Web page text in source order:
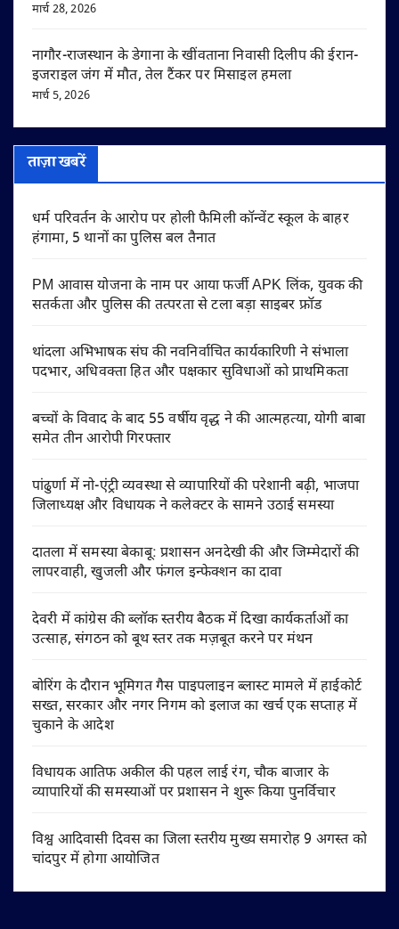
मार्च 28, 2026
नागौर-राजस्थान के डेगाना के खींवताना निवासी दिलीप की ईरान-
इजराइल जंग में मौत, तेल टैंकर पर मिसाइल हमला
मार्च 5, 2026
ताज़ा खबरें
धर्म परिवर्तन के आरोप पर होली फैमिली कॉन्वेंट स्कूल के बाहर
हंगामा, 5 थानों का पुलिस बल तैनात
PM आवास योजना के नाम पर आया फर्जी APK लिंक, युवक की
सतर्कता और पुलिस की तत्परता से टला बड़ा साइबर फ्रॉड
थांदला अभिभाषक संघ की नवनिर्वाचित कार्यकारिणी ने संभाला
पदभार, अधिवक्ता हित और पक्षकार सुविधाओं को प्राथमिकता
बच्चों के विवाद के बाद 55 वर्षीय वृद्ध ने की आत्महत्या, योगी बाबा
समेत तीन आरोपी गिरफ्तार
पांढुर्णा में नो-एंट्री व्यवस्था से व्यापारियों की परेशानी बढ़ी, भाजपा
जिलाध्यक्ष और विधायक ने कलेक्टर के सामने उठाई समस्या
दातला में समस्या बेकाबू: प्रशासन अनदेखी की और जिम्मेदारों की
लापरवाही, खुजली और फंगल इन्फेक्शन का दावा
देवरी में कांग्रेस की ब्लॉक स्तरीय बैठक में दिखा कार्यकर्ताओं का
उत्साह, संगठन को बूथ स्तर तक मज़बूत करने पर मंथन
बोरिंग के दौरान भूमिगत गैस पाइपलाइन ब्लास्ट मामले में हाईकोर्ट
सख्त, सरकार और नगर निगम को इलाज का खर्च एक सप्ताह में
चुकाने के आदेश
विधायक आतिफ अकील की पहल लाई रंग, चौक बाजार के
व्यापारियों की समस्याओं पर प्रशासन ने शुरू किया पुनर्विचार
विश्व आदिवासी दिवस का जिला स्तरीय मुख्य समारोह 9 अगस्त को
चांदपुर में होगा आयोजित